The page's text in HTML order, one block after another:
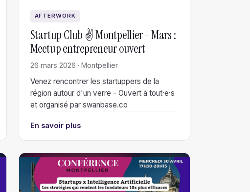
AFTERWORK
Startup Club ✌️ Montpellier - Mars :
Meetup entrepreneur ouvert
26 mars 2026 · Montpellier
Venez rencontrer les startuppers de la
région autour d'un verre - Ouvert à tout·e·s
et organisé par swanbase.co
En savoir plus